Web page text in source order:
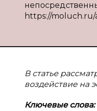
https://moluch.ru/
В статье
воздействие на
Ключевые слова: